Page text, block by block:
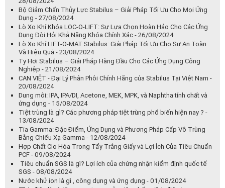
Khăn Lau Wypall 33241 - Sự Lựa Chọn Hoàn Hảo Cho Mọi Nhu Cầu
Công Nghiệp - 05/09/2024
Khăn Giấy Thấm Dầu Wypall L30 - Giải Pháp Vệ Sinh Công Nghiệp
Tối Ưu - 04/09/2024
Ty Hơi BLOC-O-LIFT của Stabilus: Giải Pháp Hiệu Quả Cho Việc Định
Vị và Cân Bằng Tải Trọng - 03/09/2024
Ty hơi LIFT-O-MAT với Giảm Chấn Động Lực: Giải Pháp Tối Ưu Cho
Điều Khiển Chuyển Động - 30/08/2024
Lò xo khí LIFT-O-MAT Stabilus - với giảm chấn thủy lực -
28/08/2024
Bộ Giảm Chấn Thủy Lực Stabilus – Giải Pháp Tối Ưu Cho Mọi Ứng
Dụng - 27/08/2024
Lò Xo Khí Khóa LOC-O-LIFT: Sự Lựa Chọn Hoàn Hảo Cho Các Ứng
Dụng Đòi Hỏi Khả Năng Khóa Chính Xác - 26/08/2024
Lò Xo Khí LIFT-O-MAT Stabilus: Giải Pháp Tối Ưu Cho Sự An Toàn
Và Hiệu Quả - 23/08/2024
Ty Hơi Stabilus – Giải Pháp Hàng Đầu Cho Các Ứng Dụng Công
Nghiệp - 21/08/2024
CAN VIỆT - Đại Lý Phân Phôi Chính Hãng của Stabilus Tại Việt Nam -
20/08/2024
Dung môi: IPA, IPA/DI, Acetone, MEK, MPK, và Naphtha tính chất và
ứng dụng - 15/08/2024